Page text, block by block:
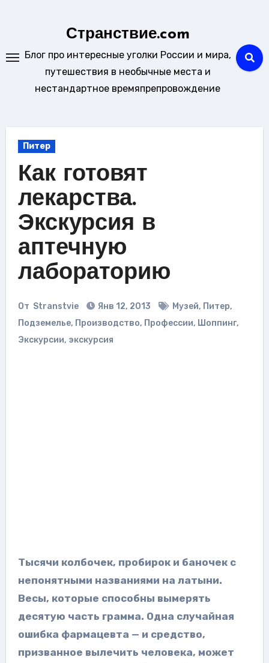
Странствие.com
Блог про интересные уголки России и мира,
путешествия в необычные места и
нестандартное времяпрепровождение
Питер
Как готовят
лекарства.
Экскурсия в
аптечную
лабораторию
От Stranstvie Янв 12, 2013 Музей, Питер,
Подземелье, Производство, Профессии, Шоппинг,
Экскурсии, экскурсия
Тысячи колбочек, пробирок и баночек с
непонятными названиями на латыни.
Весы, которые способны вымерять
десятую часть грамма. Одна случайная
ошибка фармацевта — и средство,
призванное вылечить человека, может